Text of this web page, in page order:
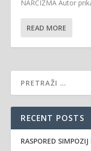
NARCIZMA Autor
READ MORE
RECENT POSTS
RASPORED